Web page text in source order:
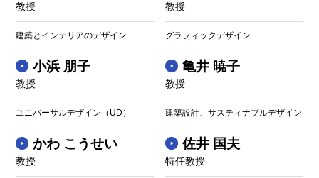
教授
建築とインテリアのデザイン
教授
グラフィックデザイン
小浜 朋子
教授
ユニバーサルデザイン（UD）
亀井 暁子
教授
建築設計、サスティナブルデザイン
かわ こうせい
教授
佐井 国夫
特任教授